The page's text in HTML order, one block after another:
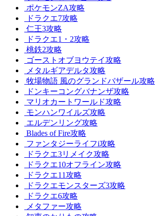
ポケモンZA攻略
ドラクエ7攻略
仁王3攻略
ドラクエ1・2攻略
桃鉄2攻略
ゴーストオブヨウテイ攻略
メタルギアデルタ攻略
牧場物語 風のグランドバザール攻略
ドンキーコングバナンザ攻略
マリオカートワールド攻略
モンハンワイルズ攻略
エルデンリング攻略
Blades of Fire攻略
ファンタジーライフi攻略
ドラクエ3リメイク攻略
ドラクエ10オフライン攻略
ドラクエ11攻略
ドラクエモンスターズ3攻略
ドラクエ6攻略
メタファー攻略